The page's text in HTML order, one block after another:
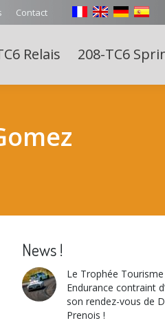
Contact
Relais 208-TC6
News !
Le Trophée Tourisme
Endurance contraint
son rendez-vous de
Prenois !